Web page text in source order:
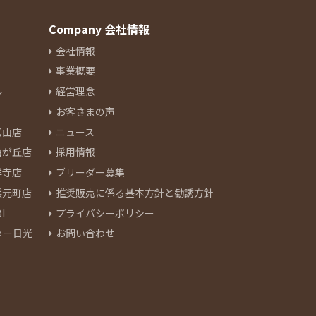
店
丘店
店
町店
日光
Company 会社情報
会社情報
事業概要
経営理念
お客さまの声
ニュース
採用情報
ブリーダー募集
推奨販売に係る基本方針と勧誘方針
プライバシーポリシー
お問い合わせ